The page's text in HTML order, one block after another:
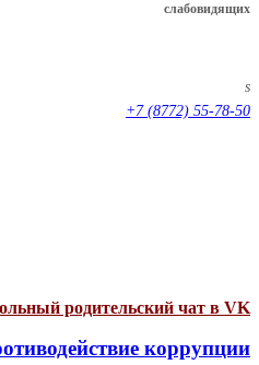
слабовидящих
s
+7 (8772) 55-78-50
родительский чат в VK
коррупции